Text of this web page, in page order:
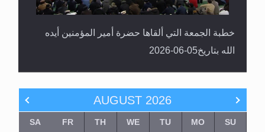
خطبة الجمعة التي ألقاها حضرة أمير المؤمنين أيده
الله بتاريخ05-06-2026
AUGUST 2026
SU
MO
TU
WE
TH
FR
SA